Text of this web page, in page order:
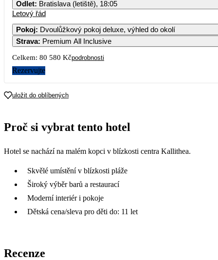
Odlet: Bratislava (letiště), 18:05
Letový řád
Pokoj: Dvoulůžkový pokoj deluxe, výhled do okolí
Strava: Premium All Inclusive
Celkem: 80 580 Kčpodrobnosti
Rezervujte
uložit do oblíbených
Proč si vybrat tento hotel
Hotel se nachází na malém kopci v blízkosti centra Kallithea.
Skvělé umístění v blízkosti pláže
Široký výběr barů a restaurací
Moderní interiér i pokoje
Dětská cena/sleva pro děti do: 11 let
Recenze